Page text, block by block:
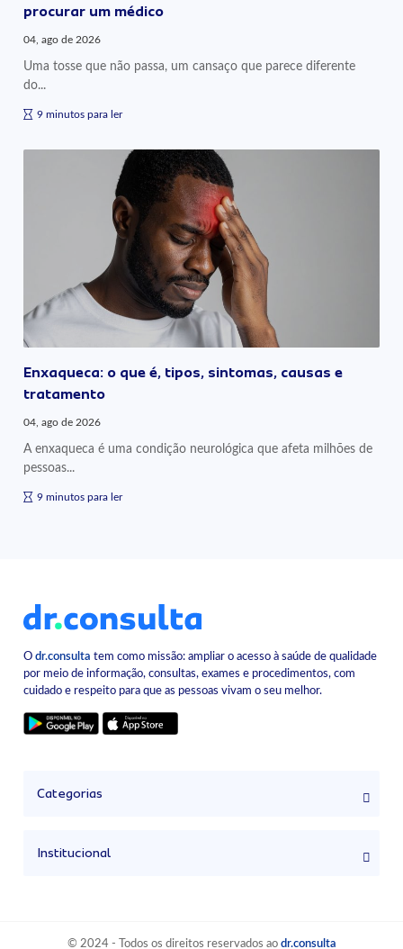
procurar um médico
04, ago de 2026
Uma tosse que não passa, um cansaço que parece diferente
do...
9 minutos para ler
Enxaqueca: o que é, tipos, sintomas, causas e
tratamento
04, ago de 2026
A enxaqueca é uma condição neurológica que afeta milhões de
pessoas...
9 minutos para ler
Odr.consulta tem como missão: ampliar o acesso à saúde de qualidade
por meio de informação, consultas, exames e procedimentos, com
cuidado e respeito para que as pessoas vivam o seu melhor.
Categorias
Institucional
© 2024 - Todos os direitos reservados ao dr.consulta